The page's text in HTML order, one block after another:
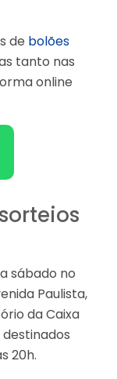
de bolões
tanto nas
online
sábado no
Paulista,
da Caixa
20h.